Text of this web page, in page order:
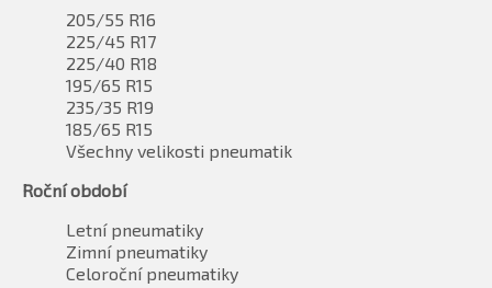
205/55 R16
225/45 R17
225/40 R18
195/65 R15
235/35 R19
185/65 R15
Všechny velikosti pneumatik
Roční období
Letní pneumatiky
Zimní pneumatiky
Celoroční pneumatiky